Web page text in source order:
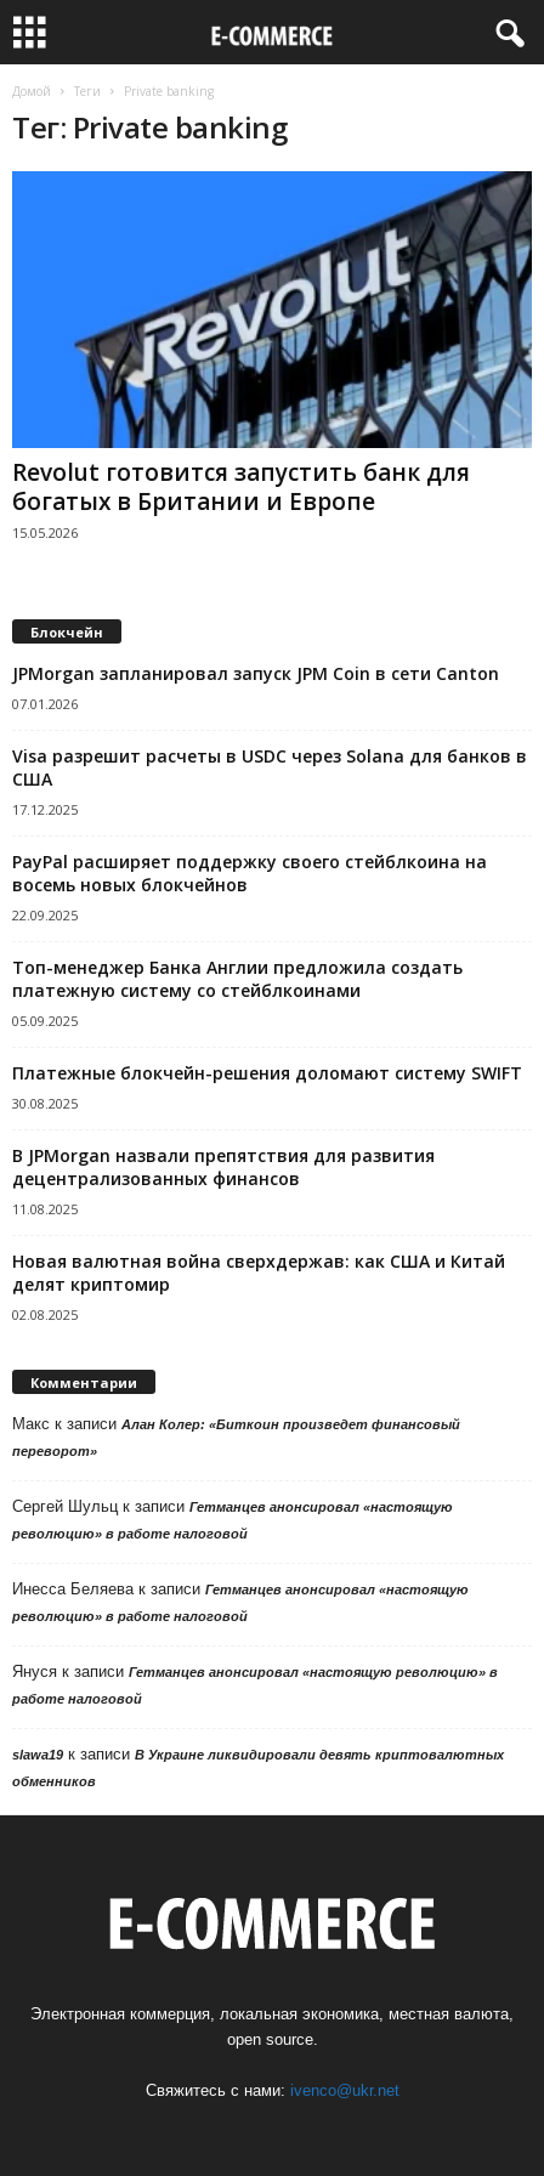
Домой Теги Private banking
Тег: Private banking
Revolut готовится запустить банк для
богатых в Британии и Европе
15.05.2026
Блокчейн
JPMorgan запланировал запуск JPM Coin в сети Canton
07.01.2026
Visa разрешит расчеты в USDC через Solana для банков в
США
17.12.2025
PayPal расширяет поддержку своего стейблкоина на
восемь новых блокчейнов
22.09.2025
Топ-менеджер Банка Англии предложила создать
платежную систему со стейблкоинами
05.09.2025
Платежные блокчейн-решения доломают систему SWIFT
30.08.2025
В JPMorgan назвали препятствия для развития
децентрализованных финансов
11.08.2025
Новая валютная война сверхдержав: как США и Китай
делят криптомир
02.08.2025
Комментарии
Макс к записи Алан Колер: «Биткоин произведет финансовый
переворот»
Сергей Шульцк записи Гетманцев анонсировал «настоящую
революцию» в работе налоговой
Инесса Беляевак записи Гетманцев анонсировал «настоящую
революцию» в работе налоговой
Януся к записи Гетманцев анонсировал «настоящую революцию» в
работе налоговой
slawa19 к записи В Украине ликвидировали девять криптовалютных
обменников
Электронная коммерция, локальная экономика, местная валюта,
open source.
Свяжитесь с нами: ivenco@ukr.net